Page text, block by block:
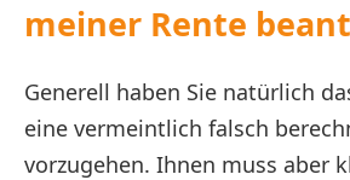
meiner Rente
Generell haben Sie natürlich
eine vermeintlich falsch
vorzugehen. Ihnen muss aber